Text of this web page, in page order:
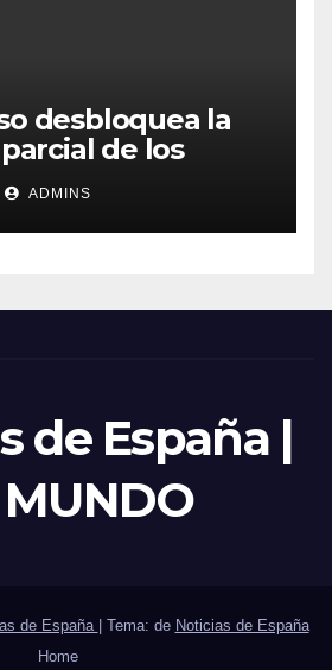
desbloquea la
de los
laborales del
ADMINS
de España |
MUNDO
de España Tema: de Noticias de España
Home